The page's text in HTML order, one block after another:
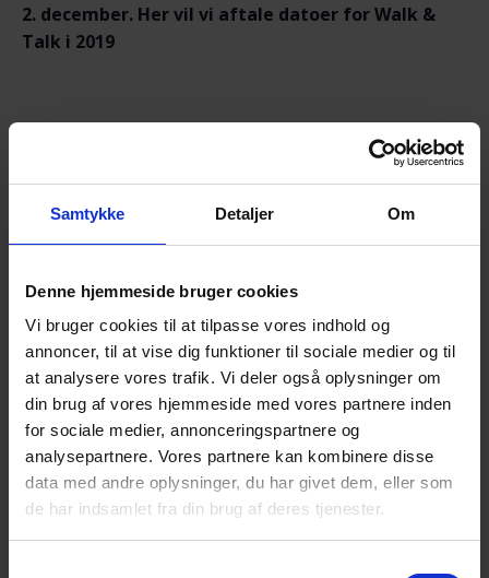
Samtykke Detaljer Om
Denne hjemmeside bruger cookies
Vi bruger cookies til at tilpasse vores indhold og
annoncer, til at vise dig funktioner til sociale medier og til
at analysere vores trafik. Vi deler også oplysninger om
din brug af vores hjemmeside med vores partnere inden
for sociale medier, annonceringspartnere og
analysepartnere. Vores partnere kan kombinere disse
data med andre oplysninger, du har givet dem, eller som
de har indsamlet fra din brug af deres tjenester.
2. december. Her vil vi aftale datoer for Walk &
Talk i 2019
stemning for det, kan turen afsluttes over en kop
kaffe eller andet for egen regning på en af byens
cafeer.
Vi har begge mistet ved selvmord (Lis – ægtefælle, og
John – voksen søn)
Alle er velkomne!
Det der bliver talt om er i fortrolighed mellem
deltagerne.